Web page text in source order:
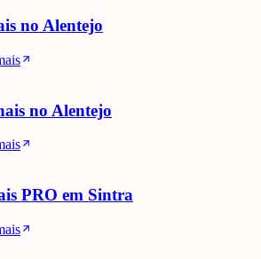
no Alentejo
no Alentejo
PRO em Sintra